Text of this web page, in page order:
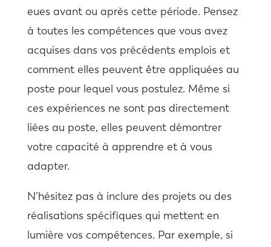
eues avant ou après cette période. Pensez
à toutes les compétences que vous avez
acquises dans vos précédents emplois et
comment elles peuvent être appliquées au
poste pour lequel vous postulez. Même si
ces expériences ne sont pas directement
liées au poste, elles peuvent démontrer
votre capacité à apprendre et à vous
adapter.
N’hésitez pas à inclure des projets ou des
réalisations spécifiques qui mettent en
lumière vos compétences. Par exemple, si